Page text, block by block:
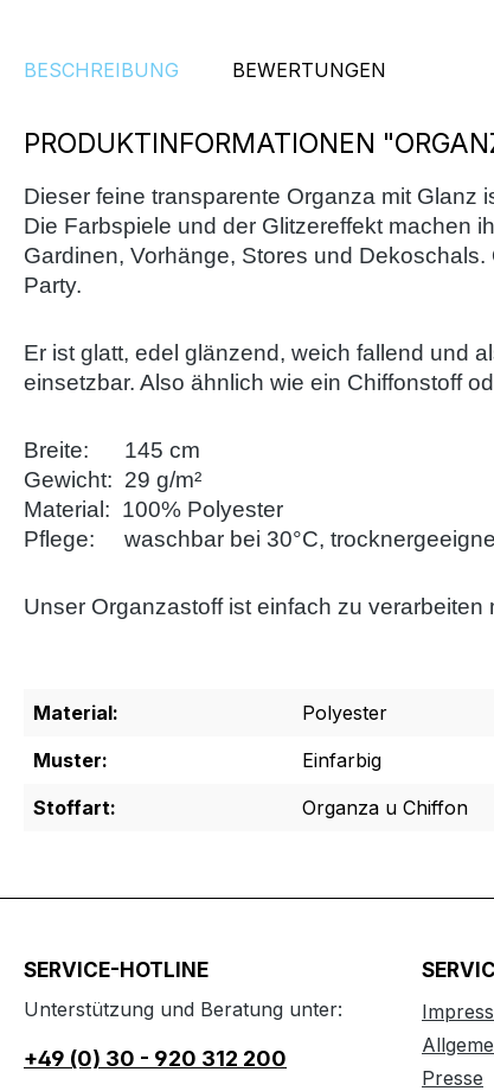
BESCHREIBUNG BEWERTUNGEN
PRODUKTINFORMATIONEN
Dieser feine transparente Organza mit Glanz
Die Farbspiele und der Glitzereffekt machen
Gardinen, Vorhänge, Stores und
Party.
Er ist glatt, edel glänzend, weich fallend und
einsetzbar. Also ähnlich wie ein Chiffonstoff
Breite: 145 cm
Gewicht: 29 g/m²
Material: 100% Polyester
Pflege: waschbar bei 30°C,
Unser Organzastoff ist einfach zu
Material:
Polyester
Muster:
Einfarbig
Stoffart:
Organza u Chiffon
SERVICE-HOTLINE
Unterstützung und Beratung unter:
+49 (0) 30 - 920 312 200
Presse